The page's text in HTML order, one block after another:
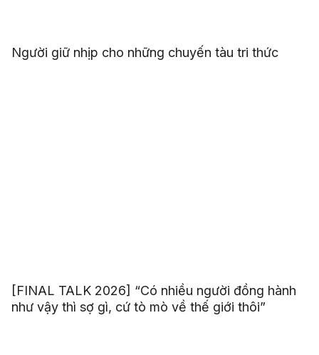
Người giữ nhịp cho những chuyến tàu tri thức
[FINAL TALK 2026] “Có nhiều người đồng hành
như vậy thì sợ gì, cứ tò mò về thế giới thôi”